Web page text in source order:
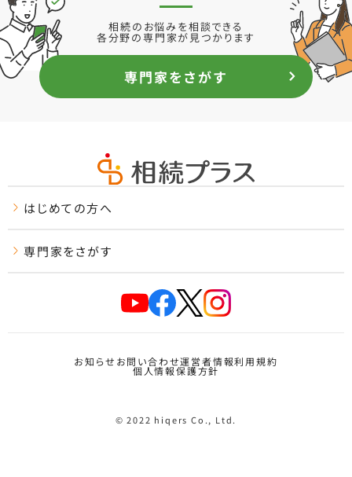
相続のお悩みを相談できる
各分野の専門家が見つかります
専門家をさがす
はじめての方へ
専門家をさがす
お知らせ お問い合わせ運営者情報利用規約
個人情報保護方針
© 2022 hiqers Co., Ltd.